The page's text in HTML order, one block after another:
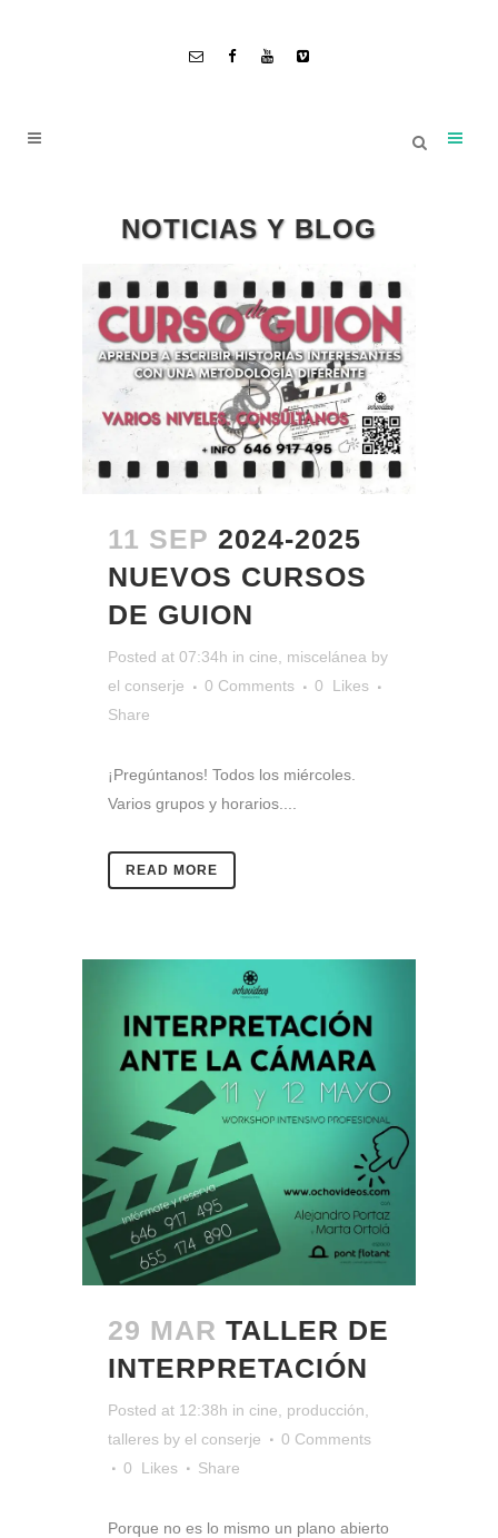
NOTICIAS Y BLOG
11 SEP 2024-2025
NUEVOS CURSOS
DE GUION
Posted at 07:34h in cine miscelánea by
el conserje
0 Comments 0
Likes
Share
¡Pregúntanos! Todos los miércoles.
Varios grupos y horarios....
READ MORE
29 MAR TALLER DE
INTERPRETACIÓN
Posted at 12:38h in cine producción
talleres by el conserje
0 Comments
0
Likes Share
Porque no es lo mismo un plano abierto